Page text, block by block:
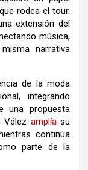
rodea el tour.
extensión del
música,
narrativa
de la moda
integrando
una propuesta
Vélez amplíasu
continúa
parte de la